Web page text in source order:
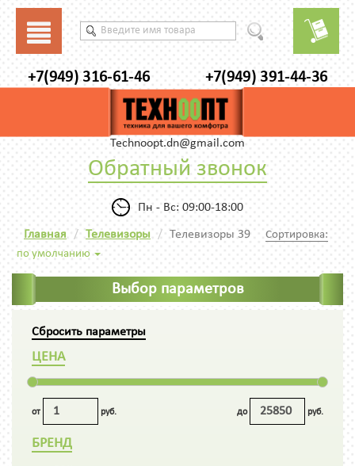
+7(949) 316-61-46 +7(949) 391-44-36
Technoopt.dn@gmail.com
Обратный звонок
Пн - Вс: 09:00-18:00
Главная Телевизоры Телевизоры 39
Сортировка:
по умолчанию
Выбор параметров
Сбросить параметры
ЦЕНА
от руб. до руб.
БРЕНД